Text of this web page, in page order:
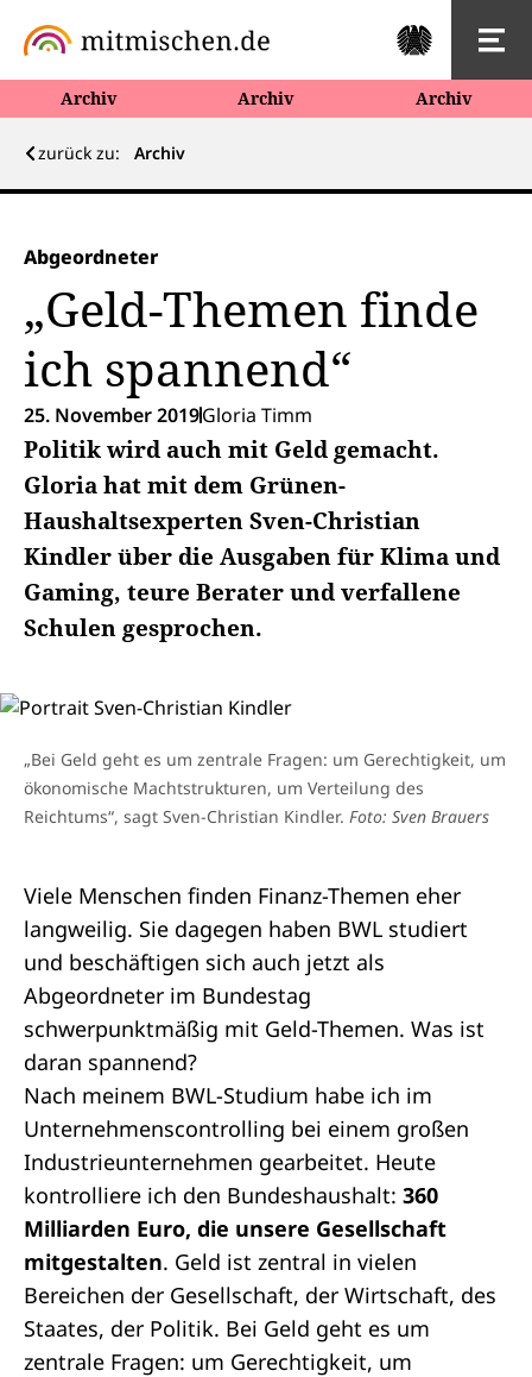
Archiv Archiv Archiv
zurück zu: Archiv
Abgeordneter
„Geld-Themen finde
ich spannend“
25. November 2019Gloria Timm
Politik wird auch mit Geld gemacht.
Gloria hat mit dem Grünen-
Haushaltsexperten Sven-Christian
Kindler über die Ausgaben für Klima und
Gaming, teure Berater und verfallene
Schulen gesprochen.
„Bei Geld geht es um zentrale Fragen: um Gerechtigkeit, um
ökonomische Machtstrukturen, um Verteilung des
Reichtums“, sagt Sven-Christian Kindler. Foto: Sven Brauers
Viele Menschen finden Finanz-Themen eher
langweilig. Sie dagegen haben BWL studiert
und beschäftigen sich auch jetzt als
Abgeordneter im Bundestag
schwerpunktmäßig mit Geld-Themen. Was ist
daran spannend?
Nach meinem BWL-Studium habe ich im
Unternehmenscontrolling bei einem großen
Industrieunternehmen gearbeitet. Heute
kontrolliere ich den Bundeshaushalt: 360
Milliarden Euro, die unsere Gesellschaft
mitgestalten. Geld ist zentral in vielen
Bereichen der Gesellschaft, der Wirtschaft, des
Staates, der Politik. Bei Geld geht es um
zentrale Fragen: um Gerechtigkeit, um